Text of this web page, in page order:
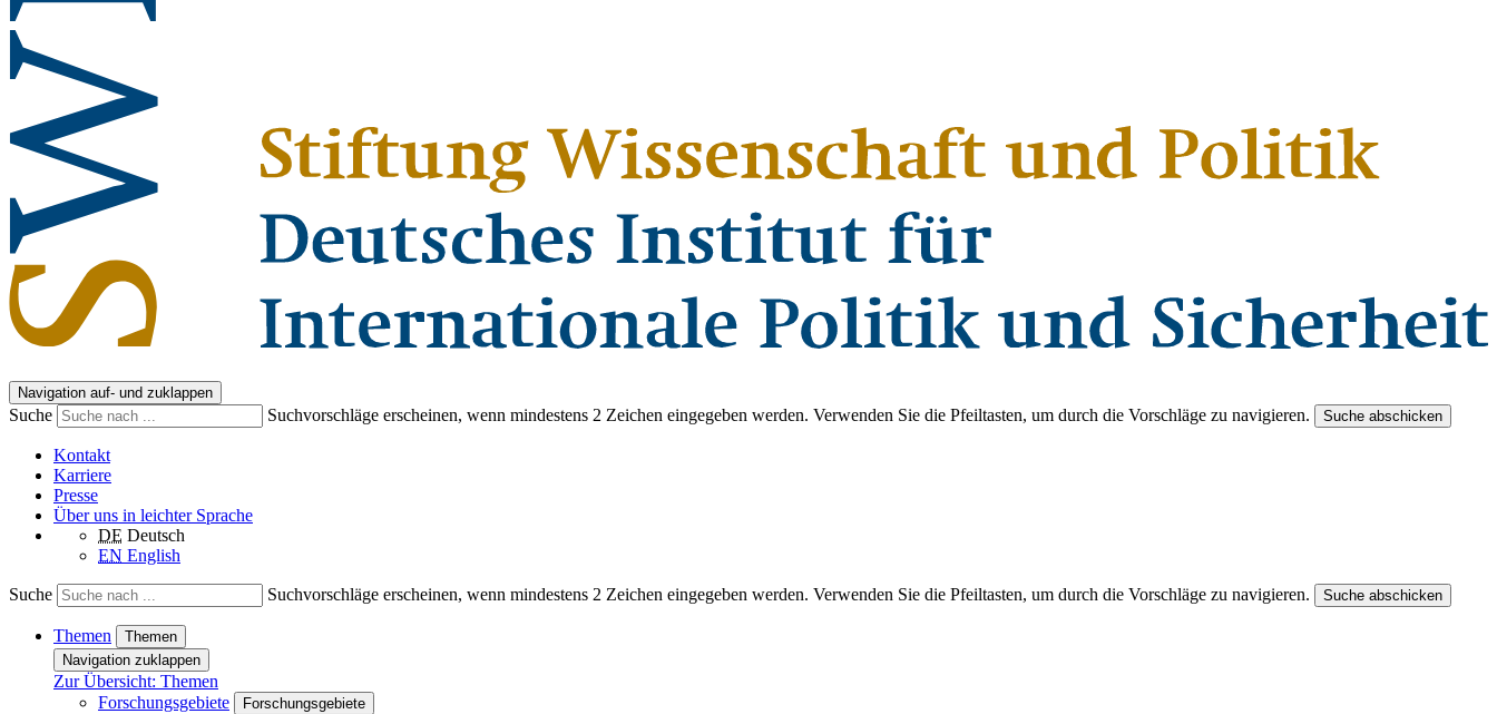
Navigation auf- und zuklappen
Suche Suchvorschläge erscheinen, wenn mindestens 2 Zeichen eingegeben werden. Verwenden Sie die Pfeiltasten, um durch die Vorschläge zu navigieren. Suche abschicken
Kontakt
Karriere
Presse
Über uns in leichter Sprache
DE Deutsch
EN English
Suche Suchvorschläge erscheinen, wenn mindestens 2 Zeichen eingegeben werden. Verwenden Sie die Pfeiltasten, um durch die Vorschläge zu navigieren. Suche abschicken
Themen
Themen
Navigation zuklappen
Zur Übersicht: Themen
Forschungsgebiete
Forschungsgebiete